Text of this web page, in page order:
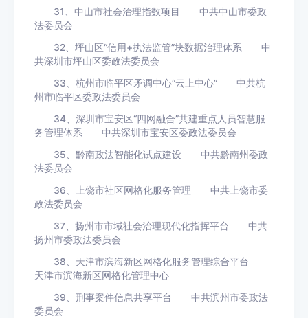
31、中山市社会治理指数项目 中共中山市委政
法委员会
32、坪山区“信用+执法监管”块数据治理体系 中
共深圳市坪山区委政法委员会
33、杭州市临平区矛调中心“云上中心” 中共杭
州市临平区委政法委员会
34、深圳市宝安区“四网融合”共建重点人员智慧服
务管理体系 中共深圳市宝安区委政法委员会
35、黔南政法智能化试点建设 中共黔南州委政
法委员会
36、上饶市社区网格化服务管理 中共上饶市委
政法委员会
37、扬州市市域社会治理现代化指挥平台 中共
扬州市委政法委员会
38、天津市滨海新区网格化服务管理综合平台
天津市滨海新区网格化管理中心
39、刑事案件信息共享平台 中共滨州市委政法
委员会